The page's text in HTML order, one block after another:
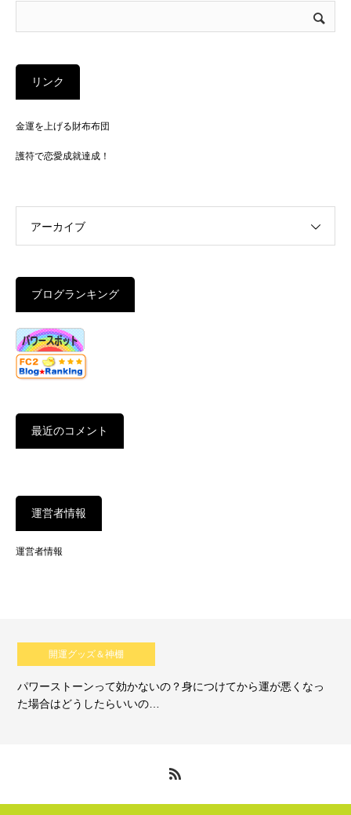
リンク
金運を上げる財布布団
護符で恋愛成就達成！
アーカイブ
ブログランキング
最近のコメント
運営者情報
運営者情報
開運グッズ＆神棚
パワーストーンって効かないの？身につけてから運が悪くなっ
た場合はどうしたらいいの…